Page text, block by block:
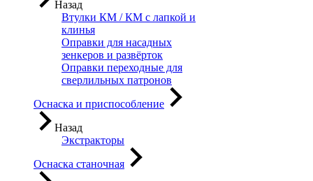
Назад
Втулки КМ / КМ с лапкой и
клинья
Оправки для насадных
зенкеров и развёрток
Оправки переходные для
сверлильных патронов
Оснаска и приспособление
Назад
Экстракторы
Оснаска станочная